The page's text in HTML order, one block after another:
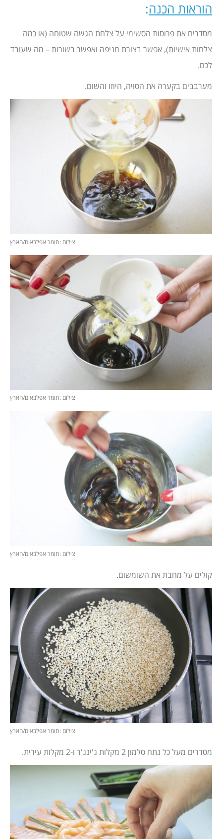
הוראות הכנה:
מסדרים את פרוסות הסשימי על צלחת הגשה שטוחה (או כמה
צלחות אישיות), אפשר בצורת מניפה ואפשר בשורות – מה שעובד
לכם.
מערבבים בקערה את הסויה, היוזו והשום.
צילום :תומר אפלבאום/הארץ
צילום :תומר אפלבאום/הארץ
צילום :תומר אפלבאום/הארץ
קולים על מחבת את השומשום.
צילום :תומר אפלבאום/הארץ
מסדרים מעל כל נתח סלמון 2 מקלות ג'ינג'ר ו-2 מקלות עירית.